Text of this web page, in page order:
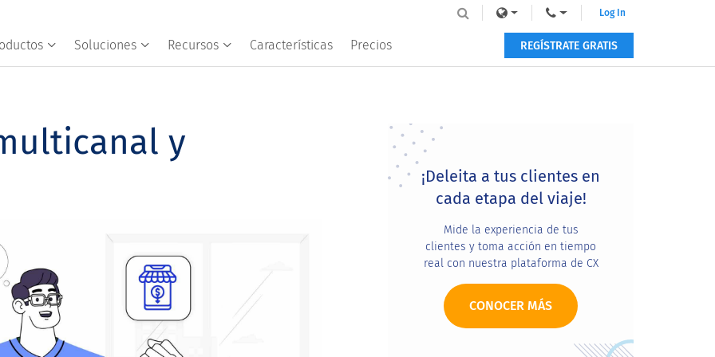
Soluciones Recursos Características Precios
Log In
REGÍSTRATE GRATIS
y
Primary
Sidebar
¡Deleita a tus clientes en
cada etapa del viaje!
Mide la experiencia de tus
clientes y toma acción en tiempo
real con nuestra plataforma de CX
CONOCER MÁS